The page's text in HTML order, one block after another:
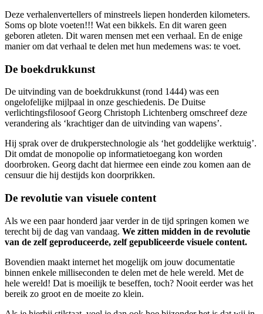
Deze verhalenvertellers of minstreels liepen honderden kilometers.
Soms op blote voeten!!! Wat een bikkels. En dit waren geen
geboren atleten. Dit waren mensen met een verhaal. En de enige
manier om dat verhaal te delen met hun medemens was: te voet.
De boekdrukkunst
De uitvinding van de boekdrukkunst (rond 1444) was een
ongelofelijke mijlpaal in onze geschiedenis. De Duitse
verlichtingsfilosoof Georg Christoph Lichtenberg omschreef deze
verandering als ‘krachtiger dan de uitvinding van wapens’.
Hij sprak over de drukperstechnologie als ‘het goddelijke werktuig’.
Dit omdat de monopolie op informatietoegang kon worden
doorbroken. Georg dacht dat hiermee een einde zou komen aan de
censuur die hij destijds kon doorprikken.
De revolutie van visuele content
Als we een paar honderd jaar verder in de tijd springen komen we
terecht bij de dag van vandaag. We zitten midden in de revolutie
van de zelf geproduceerde, zelf gepubliceerde visuele content.
Bovendien maakt internet het mogelijk om jouw documentatie
binnen enkele milliseconden te delen met de hele wereld. Met de
hele wereld! Dat is moeilijk te beseffen, toch? Nooit eerder was het
bereik zo groot en de moeite zo klein.